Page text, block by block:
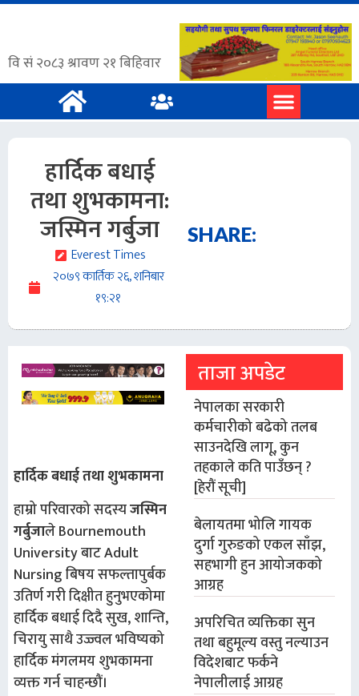
हार्दिक बधाई
तथा शुभकामना:
जस्मिन गर्बुजा
Everest Times
२०७९ कार्तिक २६, शनिबार
१९:२१
SHARE:
हार्दिक बधाई तथा शुभकामना
हाम्रो परिवारको सदस्यजस्मिन
गर्बुजाले Bournemouth
University बाट Adult
Nursing बिषय सफल्तापुर्बक
उतिर्ण गरी दिक्षीत हुनुभएकोमा
हार्दिक बधाई दिदै सुख, शान्ति,
चिरायु साथै उज्ज्वल भविष्यको
हार्दिक मंगलमय शुभकामना
व्यक्त गर्न चाहन्छौं।
ताजा अपडेट
नेपालका सरकारी
कर्मचारीको बढेको तलब
साउनदेखि लागू, कुन
तहकाले कति पाउँछन् ?
[हेरौं सूची]
बेलायतमा भोलि गायक
दुर्गा गुरुङको एकल साँझ,
सहभागी हुन आयोजकको
आग्रह
अपरिचित व्यक्तिका सुन
तथा बहुमूल्य वस्तु नल्याउन
विदेशबाट फर्कने
नेपालीलाई आग्रह